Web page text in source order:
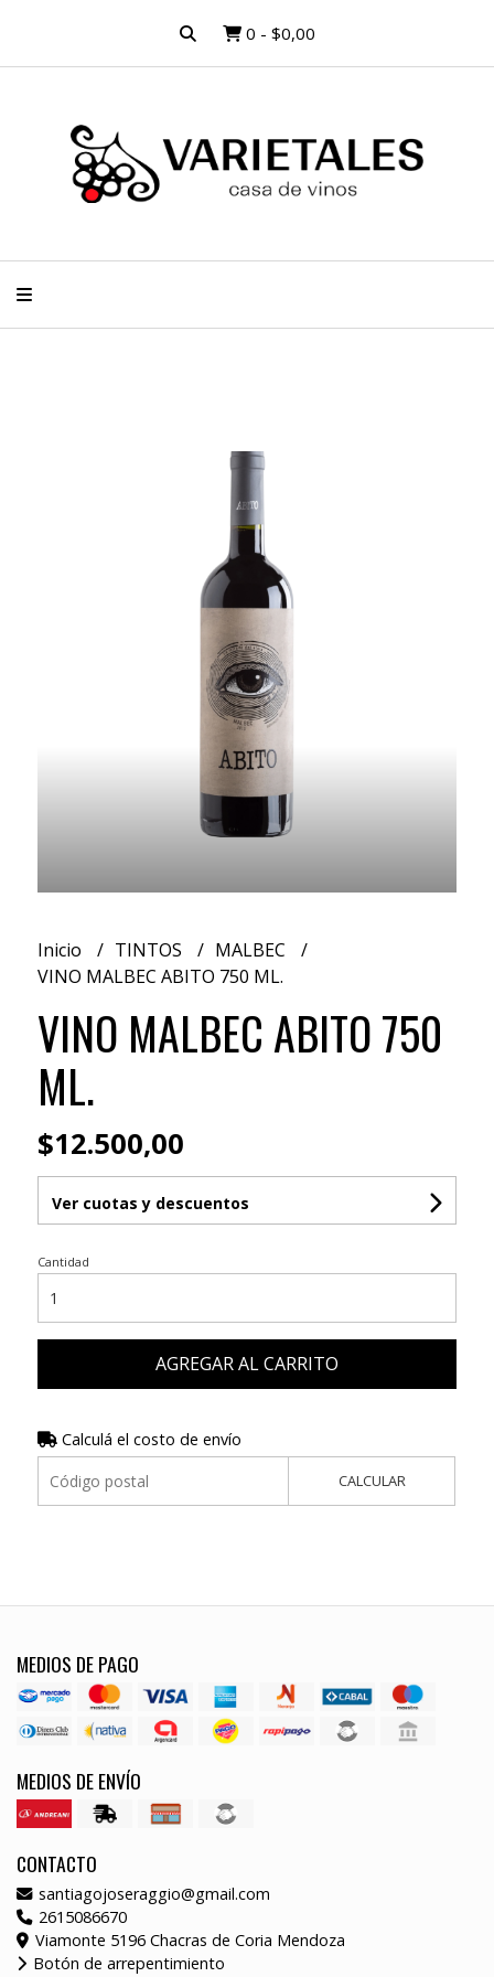
0 - $0,00
Inicio TINTOS
MALBEC
VINO MALBEC ABITO 750 ML.
VINO MALBEC ABITO 750
ML.
$12.500,00
Ver cuotas y descuentos
Cantidad
AGREGAR AL CARRITO
Calculá el costo de envío
CALCULAR
MEDIOS DE PAGO
MEDIOS DE ENVÍO
CONTACTO
santiagojoseraggio@gmail.com
2615086670
Viamonte 5196 Chacras de Coria Mendoza
Botón de arrepentimiento